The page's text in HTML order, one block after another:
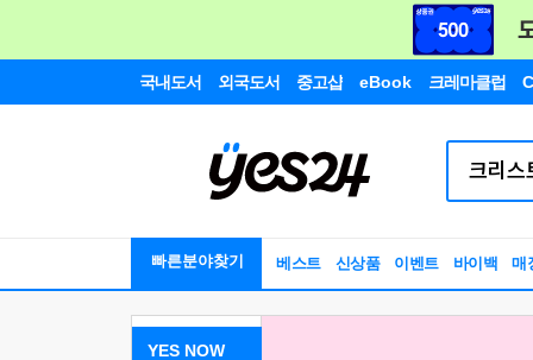
국내도서 외국도서 중고샵 eBook 크레마클럽
빠른분야찾기 베스트 신상품 이벤트 바이백 매
YES NOW